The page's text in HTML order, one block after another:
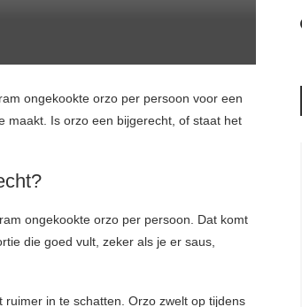
ongekookte orzo per persoon voor een
maakt. Is orzo een bijgerecht, of staat het
ongekookte orzo per persoon. Dat komt
die goed vult, zeker als je er saus,
in te schatten. Orzo zwelt op tijdens